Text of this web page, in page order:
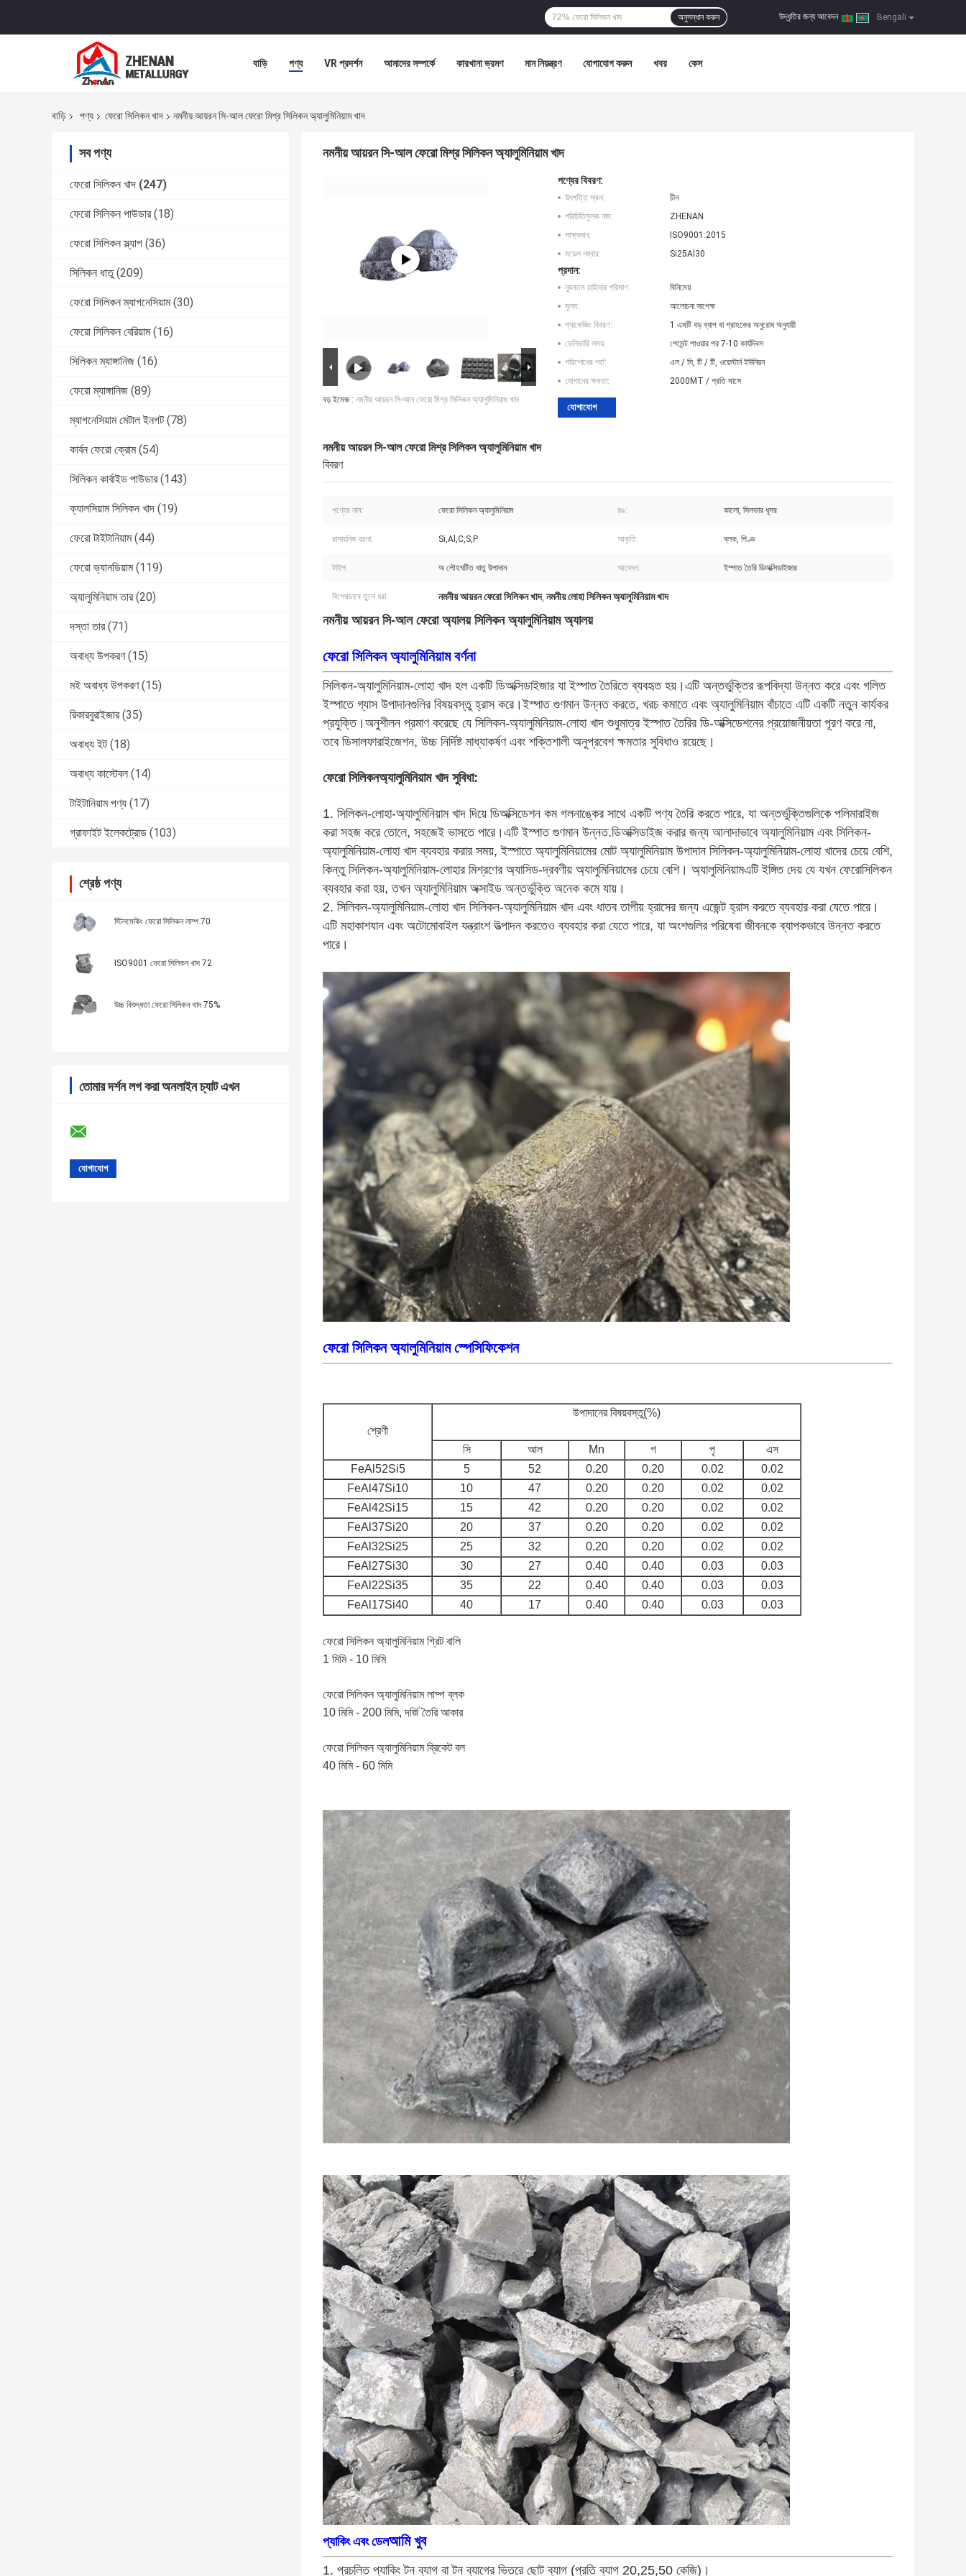
Bengali
উদ্ধৃতির জন্য আবেদন |
অনুসন্ধান করুন
বাড়ি পণ্য VR প্রদর্শন আমাদের সম্পর্কে কারখানা ভ্রমণ মান নিয়ন্ত্রণ যোগাযোগ করুন খবর কেস
বাড়ি পণ্য ফেরো সিলিকন খাদ নমনীয় আয়রন সি-আল ফেরো মিশ্র সিলিকন অ্যালুমিনিয়াম খাদ
সব পণ্য
ফেরো সিলিকন খাদ (247)
ফেরো সিলিকন পাউডার (18)
ফেরো সিলিকন স্ল্যাগ (36)
সিলিকন ধাতু (209)
ফেরো সিলিকন ম্যাগনেসিয়াম (30)
ফেরো সিলিকন বেরিয়াম (16)
সিলিকন ম্যাঙ্গানিজ (16)
ফেরো ম্যাঙ্গানিজ (89)
ম্যাগনেসিয়াম মেটাল ইনগট (78)
কার্বন ফেরো ক্রোম (54)
সিলিকন কার্বাইড পাউডার (143)
ক্যালসিয়াম সিলিকন খাদ (19)
ফেরো টাইটানিয়াম (44)
ফেরো ভ্যানডিয়াম (119)
অ্যালুমিনিয়াম তার (20)
দস্তা তার (71)
অবাধ্য উপকরণ (15)
মই অবাধ্য উপকরণ (15)
রিকারবুরাইজার (35)
অবাধ্য ইট (18)
অবাধ্য কাস্টেবল (14)
টাইটানিয়াম পণ্য (17)
গ্রাফাইট ইলেকট্রোড (103)
শ্রেষ্ঠ পণ্য
স্টিলমেকিং ফেরো সিলিকন লাম্প 70
ISO9001 ফেরো সিলিকন খাদ 72
উচ্চ বিশুদ্ধতা ফেরো সিলিকন খাদ 75%
তোমার দর্শন লগ করা অনলাইন চ্যাট এখন
নমনীয় আয়রন সি-আল ফেরো মিশ্র সিলিকন অ্যালুমিনিয়াম খাদ
বড় ইমেজ : নমনীয় আয়রন সি-আল ফেরো মিশ্র সিলিকন অ্যালুমিনিয়াম খাদ
পণ্যের বিবরণ:
উৎপত্তি স্থল:
চীন
পরিচিতিমুলক নাম:
ZHENAN
সাক্ষ্যদান:
ISO9001:2015
মডেল নম্বার:
Si25Al30
প্রদান:
ন্যূনতম চাহিদার পরিমাণ:
বিনিমেয়
মূল্য:
আলোচনা সাপেক্ষ
প্যাকেজিং বিবরণ:
1 এমটি বড় ব্যাগ বা গ্রাহকের অনুরোধ অনুযায়ী
ডেলিভারি সময়:
পেমেন্ট পাওয়ার পর 7-10 কার্যদিবস
পরিশোধের শর্ত:
এল / সি, টি / টি, ওয়েস্টার্ন ইউনিয়ন
যোগানের ক্ষমতা:
2000MT / প্রতি মাসে
যোগাযোগ
নমনীয় আয়রন সি-আল ফেরো মিশ্র সিলিকন অ্যালুমিনিয়াম খাদ
বিবরণ
পণ্যের নাম: ফেরো সিলিকন অ্যালুমিনিয়াম রঙ: কালো, সিলভার ধূসর
রাসায়নিক রচনা: Si,Al,C,S,P আকৃতি: ব্লক, পিণ্ড
টাইপ: অ লৌহঘটিত ধাতু উপাদান আবেদন: ইস্পাত তৈরি ডিঅক্সিডাইজার
বিশেষভাবে তুলে ধরা: নমনীয় আয়রন ফেরো সিলিকন খাদ, নমনীয় লোহা সিলিকন অ্যালুমিনিয়াম খাদ
নমনীয় আয়রন সি-আল ফেরো অ্যালয় সিলিকন অ্যালুমিনিয়াম অ্যালয়
ফেরো সিলিকন অ্যালুমিনিয়াম বর্ণনা
সিলিকন-অ্যালুমিনিয়াম-লোহা খাদ হল একটি ডিঅক্সিডাইজার যা ইস্পাত তৈরিতে ব্যবহৃত হয়।এটি অন্তর্ভুক্তির রূপবিদ্যা উন্নত করে এবং গলিত
ইস্পাতে গ্যাস উপাদানগুলির বিষয়বস্তু হ্রাস করে।ইস্পাত গুণমান উন্নত করতে, খরচ কমাতে এবং অ্যালুমিনিয়াম বাঁচাতে এটি একটি নতুন কার্যকর
প্রযুক্তি। অনুশীলন প্রমাণ করেছে যে সিলিকন-অ্যালুমিনিয়াম-লোহা খাদ শুধুমাত্র ইস্পাত তৈরির ডি-অক্সিডেশনের প্রয়োজনীয়তা পূরণ করে না,
তবে ডিসালফারাইজেশন, উচ্চ নির্দিষ্ট মাধ্যাকর্ষণ এবং শক্তিশালী অনুপ্রবেশ ক্ষমতার সুবিধাও রয়েছে।
ফেরো সিলিকনঅ্যালুমিনিয়াম খাদ সুবিধা:
1. সিলিকন-লোহা-অ্যালুমিনিয়াম খাদ দিয়ে ডিঅক্সিডেশন কম গলনাঙ্কের সাথে একটি পণ্য তৈরি করতে পারে, যা অন্তর্ভুক্তিগুলিকে পলিমারাইজ
করা সহজ করে তোলে, সহজেই ভাসতে পারে।এটি ইস্পাত গুণমান উন্নত.ডিঅক্সিডাইজ করার জন্য আলাদাভাবে অ্যালুমিনিয়াম এবং সিলিকন-
অ্যালুমিনিয়াম-লোহা খাদ ব্যবহার করার সময়, ইস্পাতে অ্যালুমিনিয়ামের মোট অ্যালুমিনিয়াম উপাদান সিলিকন-অ্যালুমিনিয়াম-লোহা খাদের চেয়ে বেশি,
কিন্তু সিলিকন-অ্যালুমিনিয়াম-লোহার মিশ্রণের অ্যাসিড-দ্রবণীয় অ্যালুমিনিয়ামের চেয়ে বেশি। অ্যালুমিনিয়ামএটি ইঙ্গিত দেয় যে যখন ফেরোসিলিকন
ব্যবহার করা হয়, তখন অ্যালুমিনিয়াম অক্সাইড অন্তর্ভুক্তি অনেক কমে যায়।
2. সিলিকন-অ্যালুমিনিয়াম-লোহা খাদ সিলিকন-অ্যালুমিনিয়াম খাদ এবং ধাতব তাপীয় হ্রাসের জন্য এজেন্ট হ্রাস করতে ব্যবহার করা যেতে পারে।
এটি মহাকাশযান এবং অটোমোবাইল যন্ত্রাংশ উত্পাদন করতেও ব্যবহার করা যেতে পারে, যা অংশগুলির পরিষেবা জীবনকে ব্যাপকভাবে উন্নত করতে
পারে।
ফেরো সিলিকন অ্যালুমিনিয়াম স্পেসিফিকেশন
শ্রেণী
উপাদানের বিষয়বস্তু(%)
সি আল Mn গ পৃ
এস
FeAl52Si5
5 52 0.20 0.20 0.02
0.02
FeAl47Si10
10 47 0.20 0.20 0.02
0.02
FeAl42Si15
15 42 0.20 0.20 0.02
0.02
FeAl37Si20
20 37 0.20 0.20 0.02
0.02
FeAl32Si25
25 32 0.20 0.20 0.02
0.02
FeAl27Si30
30 27 0.40 0.40 0.03
0.03
FeAl22Si35
35 22 0.40 0.40 0.03
0.03
FeAl17Si40
40 17 0.40 0.40 0.03 0.03
ফেরো সিলিকন অ্যালুমিনিয়াম গ্রিট বালি
1 মিমি - 10 মিমি
ফেরো সিলিকন অ্যালুমিনিয়াম লাম্প ব্লক
10 মিমি - 200 মিমি, দর্জি তৈরি আকার
ফেরো সিলিকন অ্যালুমিনিয়াম ব্রিকেট বল
40 মিমি - 60 মিমি
প্যাকিং এবং ডেলআমি খুব
1. প্রচলিত প্যাকিং টন ব্যাগ বা টন ব্যাগের ভিতরে ছোট ব্যাগ (প্রতি ব্যাগ 20,25,50 কেজি)।